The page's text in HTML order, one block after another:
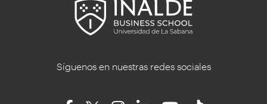
Síguenos en nuestras redes sociales